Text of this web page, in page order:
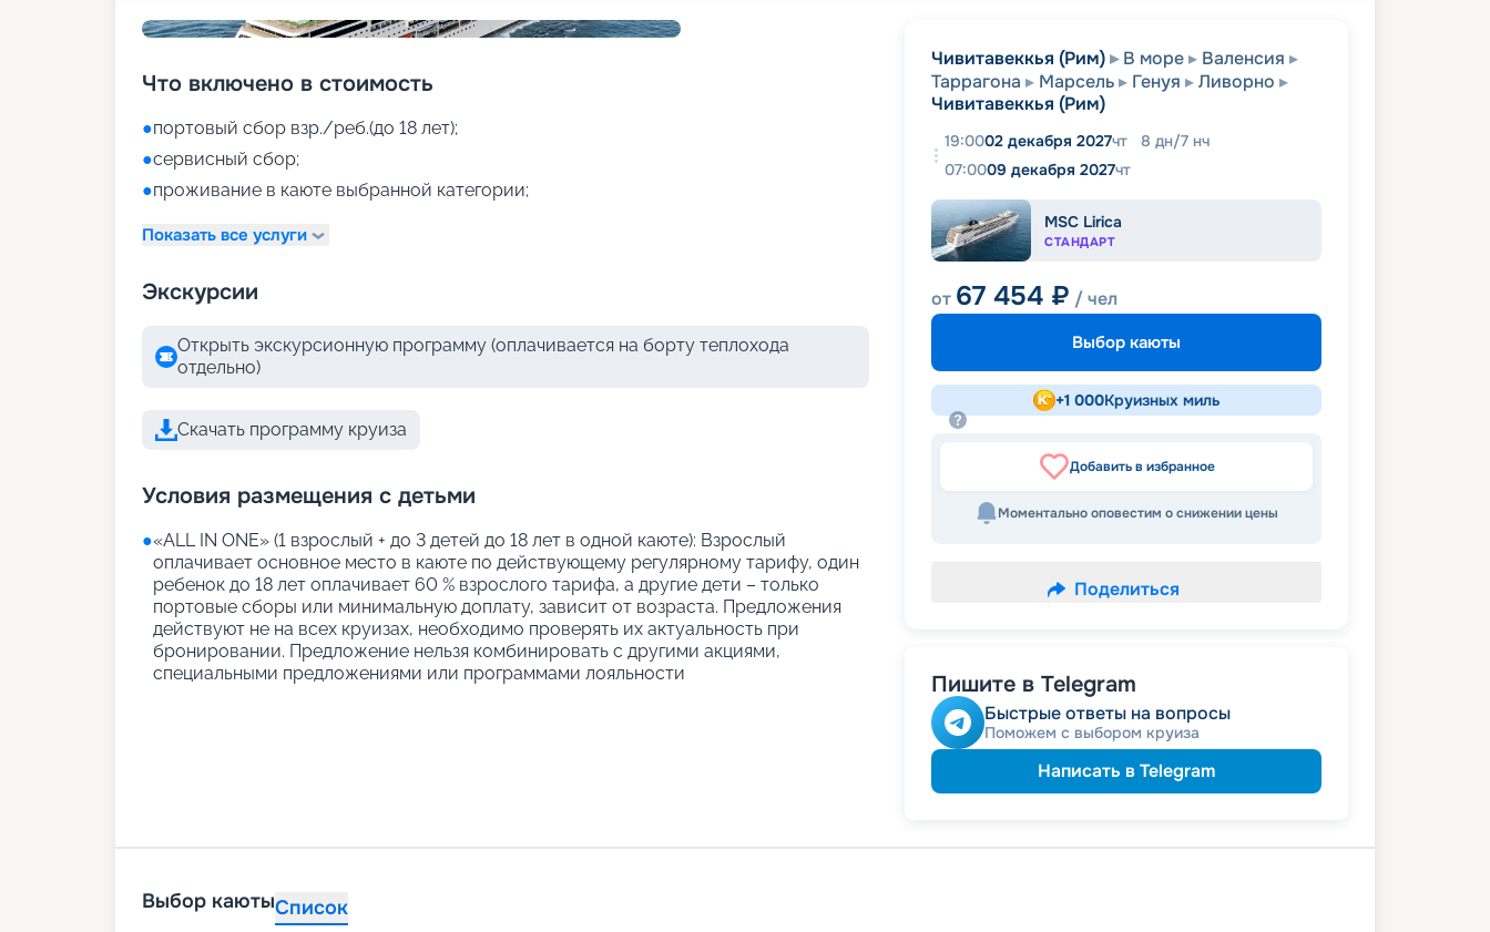
Что включено в стоимость
●портовый сбор взр./реб.(до 18 лет);
●сервисный сбор;
●проживание в каюте выбранной категории;
Показать все услуги
Экскурсии
Открыть экскурсионную программу (оплачивается на борту теплохода
отдельно)
Скачать программу круиза
Условия размещения с детьми
●«АLL IN ONE» (1 взрослый + до 3 детей до 18 лет в одной каюте): Взрослый
оплачивает основное место в каюте по действующему регулярному тарифу, один
ребенок до 18 лет оплачивает 60 % взрослого тарифа, а другие дети – только
портовые сборы или минимальную доплату, зависит от возраста. Предложения
действуют не на всех круизах, необходимо проверять их актуальность при
бронировании. Предложение нельзя комбинировать с другими акциями,
специальными предложениями или программами лояльности
Чивитавеккья (Рим) В море
Валенсия
Таррагона
Марсель Генуя
Ливорно
Чивитавеккья (Рим)
19:0002 декабря 2027чт 8 дн/7 нч
07:0009 декабря 2027чт
MSC Lirica
СТАНДАРТ
от 67 454 ₽ / чел
Выбор каюты
+1 000Круизных миль
Добавить в избранное
Моментально оповестим о снижении цены
Поделиться
Пишите в Telegram
Быстрые ответы на вопросы
Поможем с выбором круиза
Написать в Telegram
Выбор каютыСписок